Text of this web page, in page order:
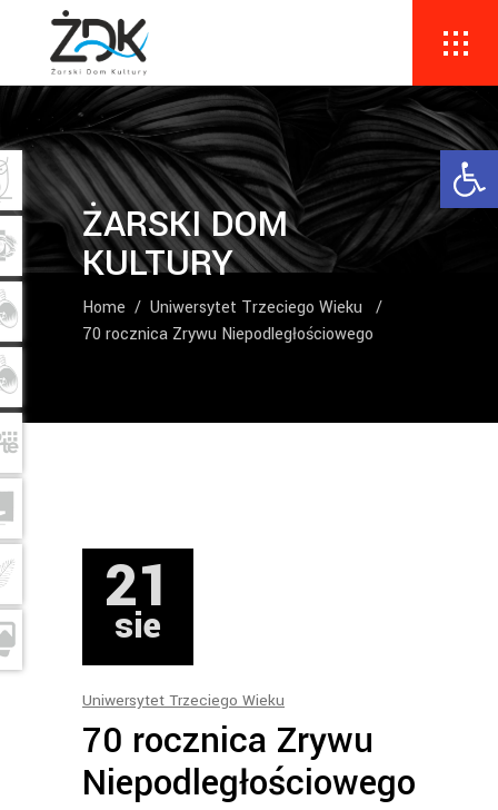
ŻARSKI DOM
KULTURY
Home / Uniwersytet Trzeciego Wieku
/
70 rocznica Zrywu Niepodległościowego
21
sie
Uniwersytet Trzeciego Wieku
70 rocznica Zrywu
Niepodległościowego